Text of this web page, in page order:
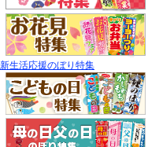
新生活応援のぼり特集